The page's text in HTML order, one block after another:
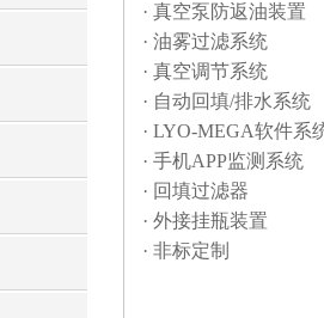
· 真空泵防返油装置
· 油雾过滤系统
· 真空调节系统
· 自动回填/排水系统
· LYO-MEGA软件系
· 手机APP监测系统
· 回填过滤器
· 外接挂瓶装置
· 非标定制